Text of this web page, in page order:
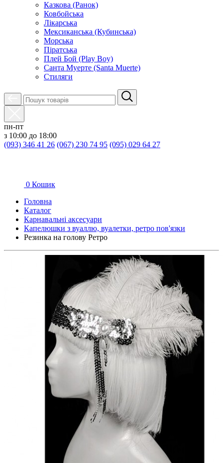
Казкова (Ранок)
Ковбойська
Лікарська
Мексиканська (Кубинська)
Морська
Піратська
Плей Бой (Play Boy)
Санта Муерте (Santa Muerte)
Стиляги
пн-пт
з 10:00 до 18:00
(093) 346 41 26 (067) 230 74 95 (095) 029 64 27
0 Кошик
Головна
Каталог
Карнавальні аксесуари
Капелюшки з вуаллю, вуалетки, ретро пов'язки
Резинка на голову Ретро